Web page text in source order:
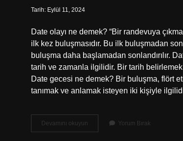
Tarih: Eylül 11, 2024
Date olayı ne demek? “Bir randevuya
ilk kez buluşmasıdır. Bu ilk buluşmadan
buluşma daha başlamadan sonlandırılır.
tarih ve zamanla ilgilidir. Bir tarih
Date gecesi ne demek? Bir buluşma, flört
tanımak ve anlamak isteyen iki kişiyle
Devamını okuyun
Ne
Yorum Bırak